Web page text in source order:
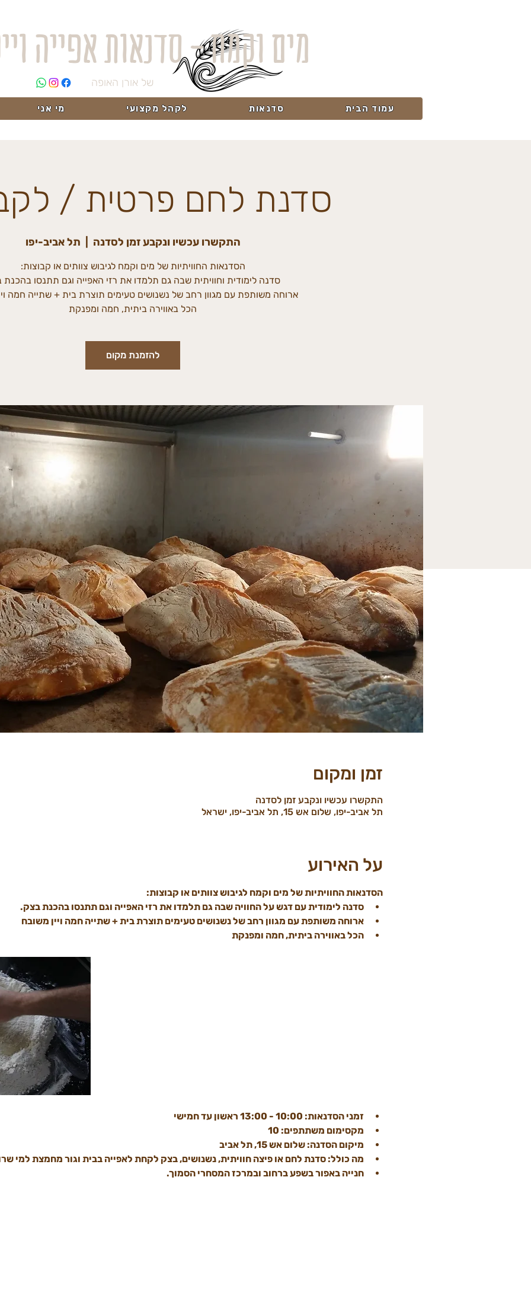
מים וקמח - סדנאות אפייה
של אורן האופה
עמוד הבית סדנאות לקהל מקצועי מי אני
סדנת לחם פרטית /
התקשרו עכשיו ונקבע זמן לסדנה תל אביב-יפו
הכל באווירה ביתית, חמה ומפנקת
להזמנת מקום
זמן ומקום
התקשרו עכשיו ונקבע זמן לסדנה
תל אביב-יפו, שלום אש 15, תל אביב-יפו, ישראל
על האירוע
הסדנאות החוויתיות של מים וקמח לגיבוש צוותים או קבוצות:
סדנה לימודית עם דגש על החוויה שבה גם תלמדו את רזי האפייה וגם תתנסו בהכנת בצק.
ארוחה משותפת עם מגוון רחב של נשנושים טעימים תוצרת בית + שתייה חמה ויין משובח
הכל באווירה ביתית, חמה ומפנקת
זמני הסדנאות: 10:00 - 13:00 ראשון עד חמישי
מקסימום משתתפים: 10
מיקום הסדנה: שלום אש 15, תל אביב
מה כולל: סדנת לחם או פיצה חוויתית, נשנושים, בצק לקחת לאפייה בבית וגור מחמצת למי
חנייה באפור בשפע ברחוב ובמרכז המסחרי הסמוך.​